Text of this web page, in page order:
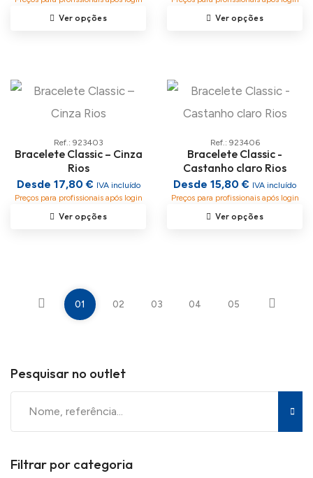
Ver opções Ver opções
Ref.: 923403
Bracelete Classic – Cinza
Rios
Desde 17,80 € IVA incluído
Preços para profissionais após login
Ver opções
Ref.: 923406
Bracelete Classic -
Castanho claro Rios
Desde 15,80 € IVA incluído
Preços para profissionais após login
Ver opções
01 02 03 04 05
Pesquisar no outlet
Filtrar por categoria